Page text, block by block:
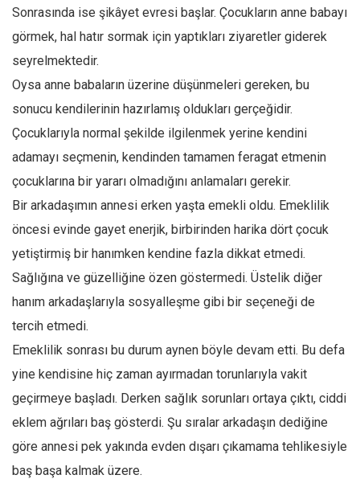
Siyaset
Dünya
Avrupa
Asya
Afrika
İslam Dünyası
Amerika
Düşünce
Dosyalar
Sonrasında ise şikâyet evresi başlar. Çocukların anne babayı
görmek, hal hatır sormak için yaptıkları ziyaretler giderek
seyrelmektedir.
Oysa anne babaların üzerine düşünmeleri gereken, bu
sonucu kendilerinin hazırlamış oldukları gerçeğidir.
Çocuklarıyla normal şekilde ilgilenmek yerine kendini
adamayı seçmenin, kendinden tamamen feragat etmenin
çocuklarına bir yararı olmadığını anlamaları gerekir.
Bir arkadaşımın annesi erken yaşta emekli oldu. Emeklilik
öncesi evinde gayet enerjik, birbirinden harika dört çocuk
yetiştirmiş bir hanımken kendine fazla dikkat etmedi.
Sağlığına ve güzelliğine özen göstermedi. Üstelik diğer
hanım arkadaşlarıyla sosyalleşme gibi bir seçeneği de
tercih etmedi.
Emeklilik sonrası bu durum aynen böyle devam etti. Bu defa
yine kendisine hiç zaman ayırmadan torunlarıyla vakit
geçirmeye başladı. Derken sağlık sorunları ortaya çıktı, ciddi
eklem ağrıları baş gösterdi. Şu sıralar arkadaşın dediğine
göre annesi pek yakında evden dışarı çıkamama tehlikesiyle
baş başa kalmak üzere.